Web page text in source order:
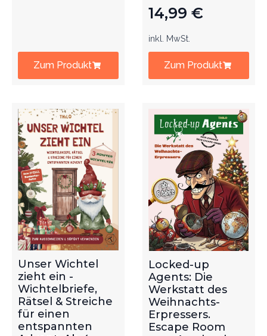
Zum Produkt
14,99 €
inkl. MwSt.
Zum Produkt
Unser Wichtel
zieht ein -
Wichtelbriefe,
Rätsel & Streiche
für einen
entspannten
Locked-up
Agents: Die
Werkstatt des
Weihnachts-
Erpressers.
Escape Room